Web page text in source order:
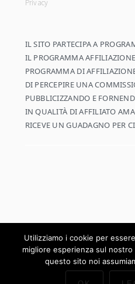
Privacy
IL SITO PARTECIPA A
IL PROGRAMMA
PROGRAMMA DI
DI PERCEPIRE UNA
PUBBLICIZZANDO E
IN QUALITÀ DI AFFILIATO
RICEVE UN GUADAGNO PER
COPYRIGHT © 2026 ·COOKD PRO
WORDPRESS
Utilizziamo i cookie per
migliore esperienza sul
questo sito noi